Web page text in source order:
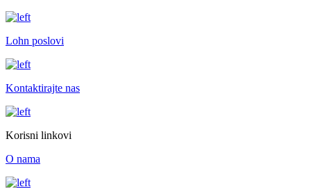
Lohn poslovi
Kontaktirajte nas
Korisni linkovi
O nama